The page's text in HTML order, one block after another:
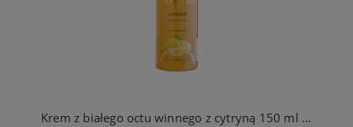
Krem z białego octu winnego z cytryną 150 ml Andrea Milano